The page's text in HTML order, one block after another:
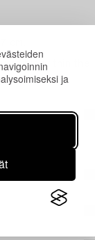
ja
cm.
visible within the